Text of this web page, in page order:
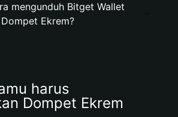
mengunduh Bitget Wallet
Ekrem?
harus
Dompet Ekrem